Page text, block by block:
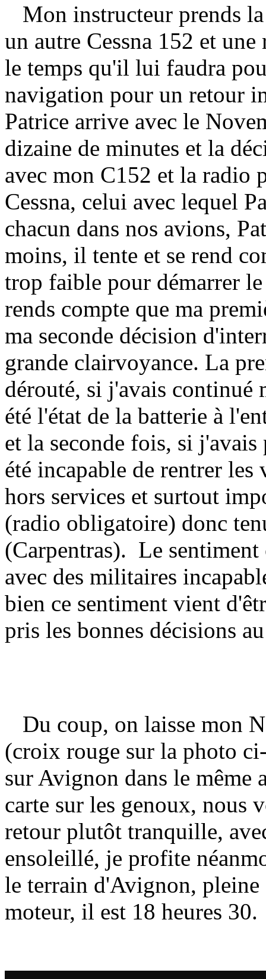
Mon instructeur prends
un autre Cessna 152 et
le temps qu'il lui faudra
navigation pour un retour
Patrice arrive avec le
dizaine de minutes et la
avec mon C152 et la radio
Cessna, celui avec lequel
chacun dans nos avions,
moins, il tente et se rend
trop faible pour démarrer
rends compte que ma
ma seconde décision
grande clairvoyance. La
dérouté, si j'avais
été l'état de la batterie à
et la seconde fois, si
été incapable de rentrer
hors services et surtout
(radio obligatoire) donc
(Carpentras). Le
avec des militaires
bien ce sentiment vient
pris les bonnes décisions
Du coup, on laisse mon
(croix rouge sur la photo
sur Avignon dans le même
carte sur les genoux, nous
retour plutôt tranquille,
ensoleillé, je profite
le terrain d'Avignon, pleine
moteur, il est 18 heures 30.